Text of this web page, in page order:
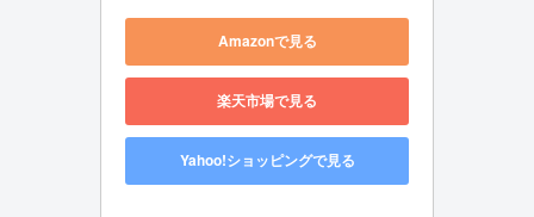
Amazonで見る
楽天市場で見る
Yahoo!ショッピングで見る